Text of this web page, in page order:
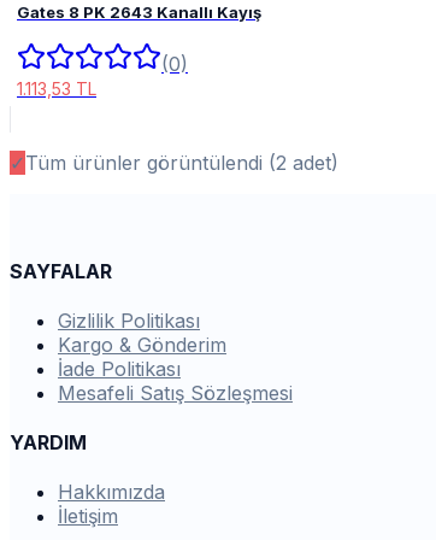
Gates 8 PK 2643 Kanallı Kayış
(0)
1.113,53 TL
✓Tüm ürünler görüntülendi (2 adet)
SAYFALAR
Gizlilik Politikası
Kargo & Gönderim
İade Politikası
Mesafeli Satış Sözleşmesi
YARDIM
Hakkımızda
İletişim